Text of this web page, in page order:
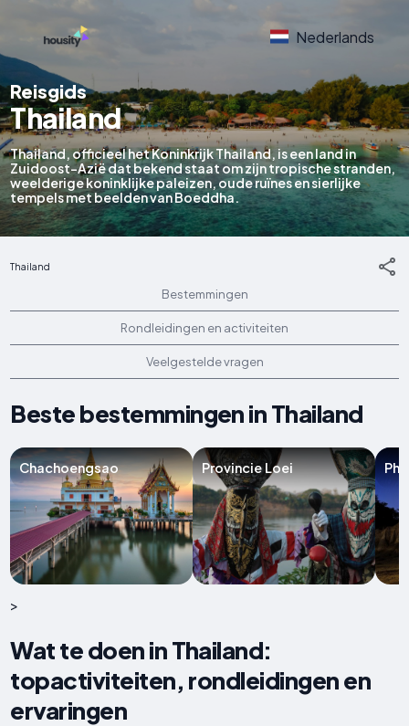
Nederlands
Reisgids
Thailand
Thailand, officieel het Koninkrijk Thailand, is een land in
Zuidoost-Azië dat bekend staat om zijn tropische stranden,
weelderige koninklijke paleizen, oude ruïnes en sierlijke
tempels met beelden van Boeddha.
Thailand
Bestemmingen
Rondleidingen en activiteiten
Veelgestelde vragen
Beste bestemmingen in Thailand
Chachoengsao Provincie Loei
>
Wat te doen in Thailand:
topactiviteiten, rondleidingen en
ervaringen